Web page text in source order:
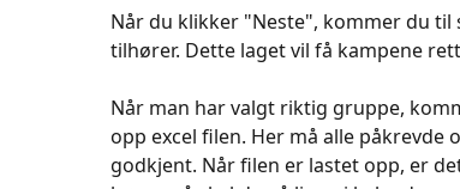
Når du klikker "Neste", kommer du
tilhører. Dette laget vil få kampene
Når man har valgt riktig gruppe,
opp excel filen. Her må alle
godkjent. Når filen er lastet opp, er